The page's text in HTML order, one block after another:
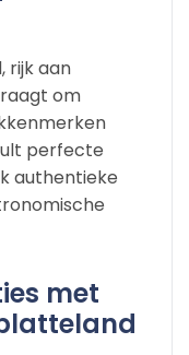
rijk aan
om
perfecte
authentieke
met